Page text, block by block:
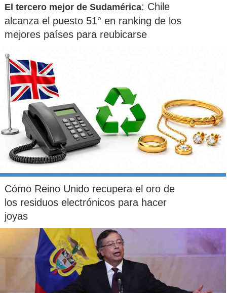
El tercero mejor de Sudamérica: Chile
alcanza el puesto 51° en ranking de los
mejores países para reubicarse
Cómo Reino Unido recupera el oro de
los residuos electrónicos para hacer
joyas